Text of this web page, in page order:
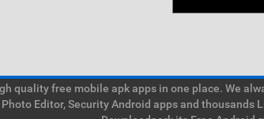
quality free mobile apk apps in one place. We
Editor, Security Android apps and